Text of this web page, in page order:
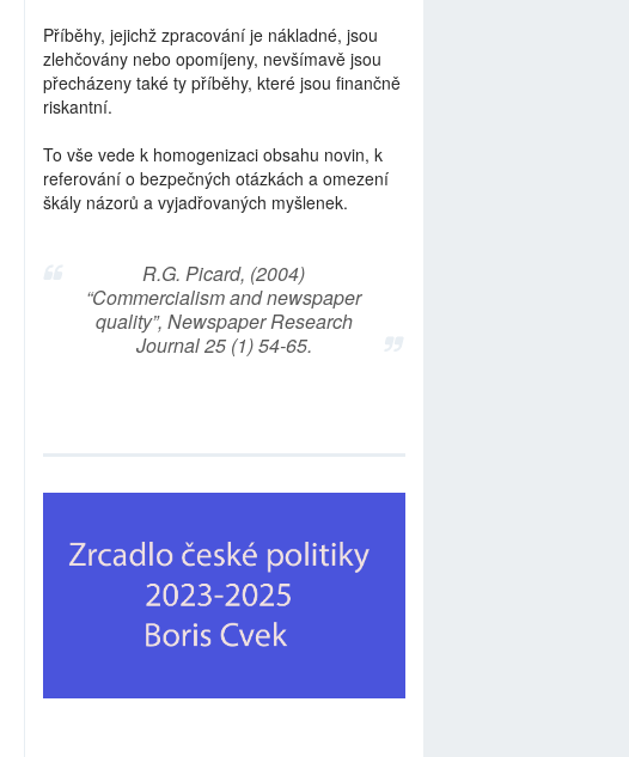
Příběhy, jejichž zpracování je nákladné, jsou
zlehčovány nebo opomíjeny, nevšímavě jsou
přecházeny také ty příběhy, které jsou finančně
riskantní.
To vše vede k homogenizaci obsahu novin, k
referování o bezpečných otázkách a omezení
škály názorů a vyjadřovaných myšlenek.
R.G. Picard, (2004)
“Commercialism and newspaper
quality”, Newspaper Research
Journal 25 (1) 54-65.